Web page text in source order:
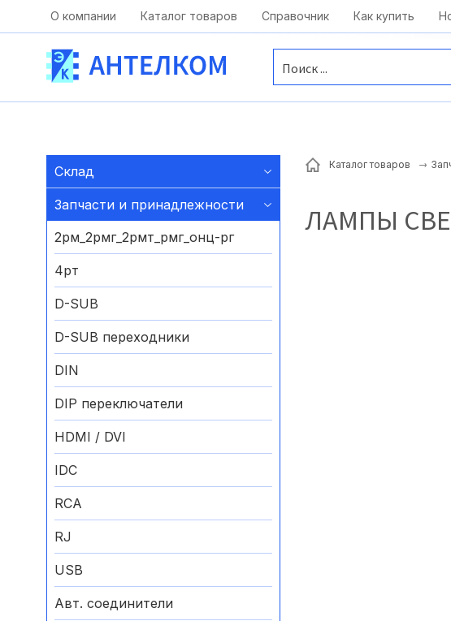
Москва, ул. Московская, д.1 офис 1
О компании Каталог товаров Справочник Как купить
Склад
Запчасти и принадлежности
2рм_2рмг_2рмт_рмг_онц-рг
4рт
D-SUB
D-SUB переходники
DIN
DIP переключатели
HDMI / DVI
IDC
RCA
RJ
USB
Авт. соединители
Каталог товаров
ЛАМПЫ